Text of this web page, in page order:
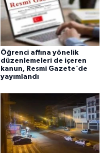
Öğrenci affına yönelik
düzenlemeleri de içeren
kanun, Resmi Gazete'de
yayımlandı